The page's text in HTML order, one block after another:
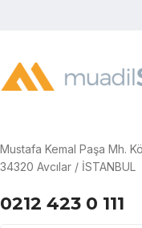
Mustafa Kemal Paşa Mh.
34320 Avcılar / İSTANBUL
0212 423 0 111